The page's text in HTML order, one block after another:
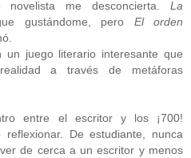
novelista me desconcierta. La
gustándome, pero El orden
juego literario interesante que
a través de metáforas
entre el escritor y los ¡700!
De estudiante, nunca
de cerca a un escritor y menos